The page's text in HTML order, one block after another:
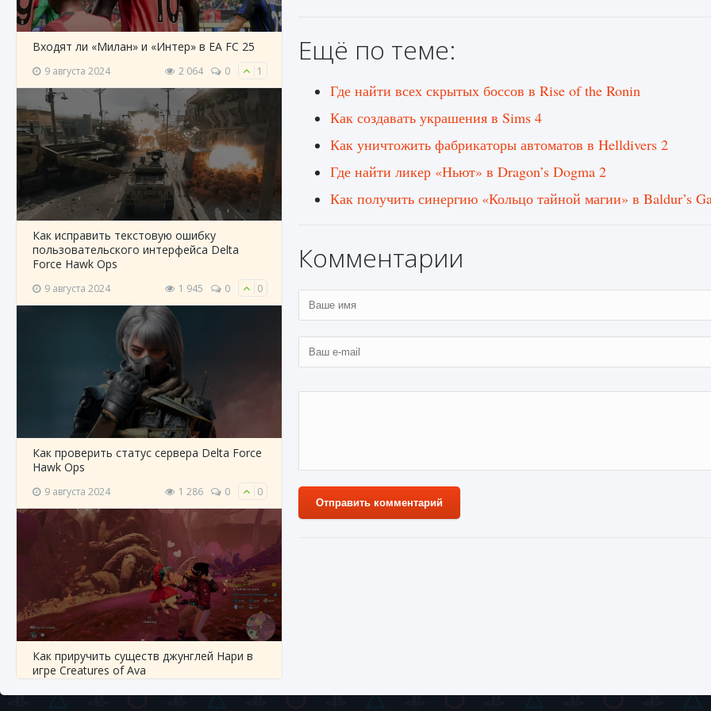
Входят ли «Милан» и «Интер» в EA FC 25
9 августа 2024 2 064 0 1
Как исправить текстовую ошибку
пользовательского интерфейса Delta
Force Hawk Ops
9 августа 2024 1 945 0 0
Как проверить статус сервера Delta Force
Hawk Ops
9 августа 2024 1 286 0 0
Как приручить существ джунглей Нари в
игре Creatures of Ava
9 августа 2024 1 218 0 0
Ещё по теме:
Где найти всех скрытых боссов в Rise of the Ronin
Как создавать украшения в Sims 4
Как уничтожить фабрикаторы автоматов в Helldivers 2
Где найти ликер «Ньют» в Dragon’s Dogma 2
Как получить синергию «Кольцо тайной магии» в Baldur’s
Комментарии
Отправить комментарий